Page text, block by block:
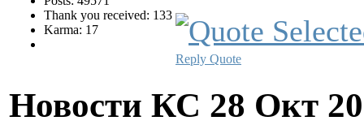
Thank you received: 133
Karma: 17
Reply Quote
Новости КС 28 Окт